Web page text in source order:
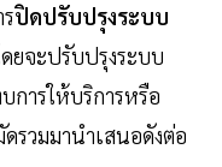
ปิดปรับปรุงระบบ
ยจะปรับปรุงระบบ
การให้บริการหรือ
ดรวมมานำเสนอดังต่อ